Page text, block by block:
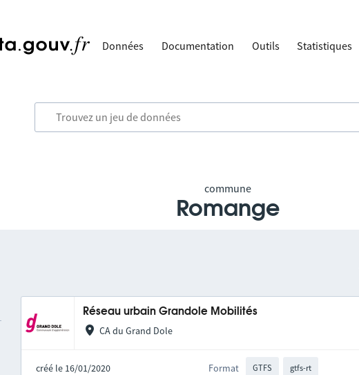
Données Documentation Outils Statistiques
commune
Romange
Réseau urbain Grandole Mobilités
CA du Grand Dole
créé le 16/01/2020 Format GTFS gtfs-rt